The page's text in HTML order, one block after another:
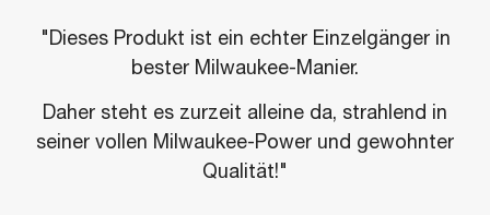
"Dieses Produkt ist ein echter Einzelgänger in
bester Milwaukee-Manier.
Daher steht es zurzeit alleine da, strahlend in
seiner vollen Milwaukee-Power und gewohnter
Qualität!"